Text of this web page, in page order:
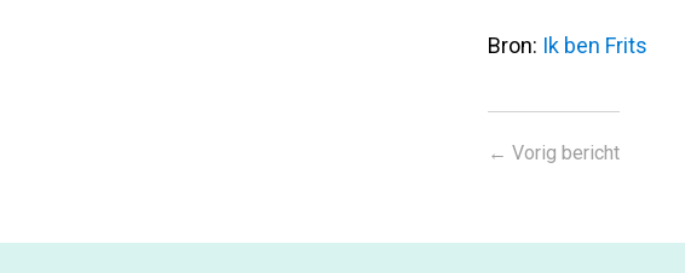
Bron: Ik ben Frits
←Vorig bericht